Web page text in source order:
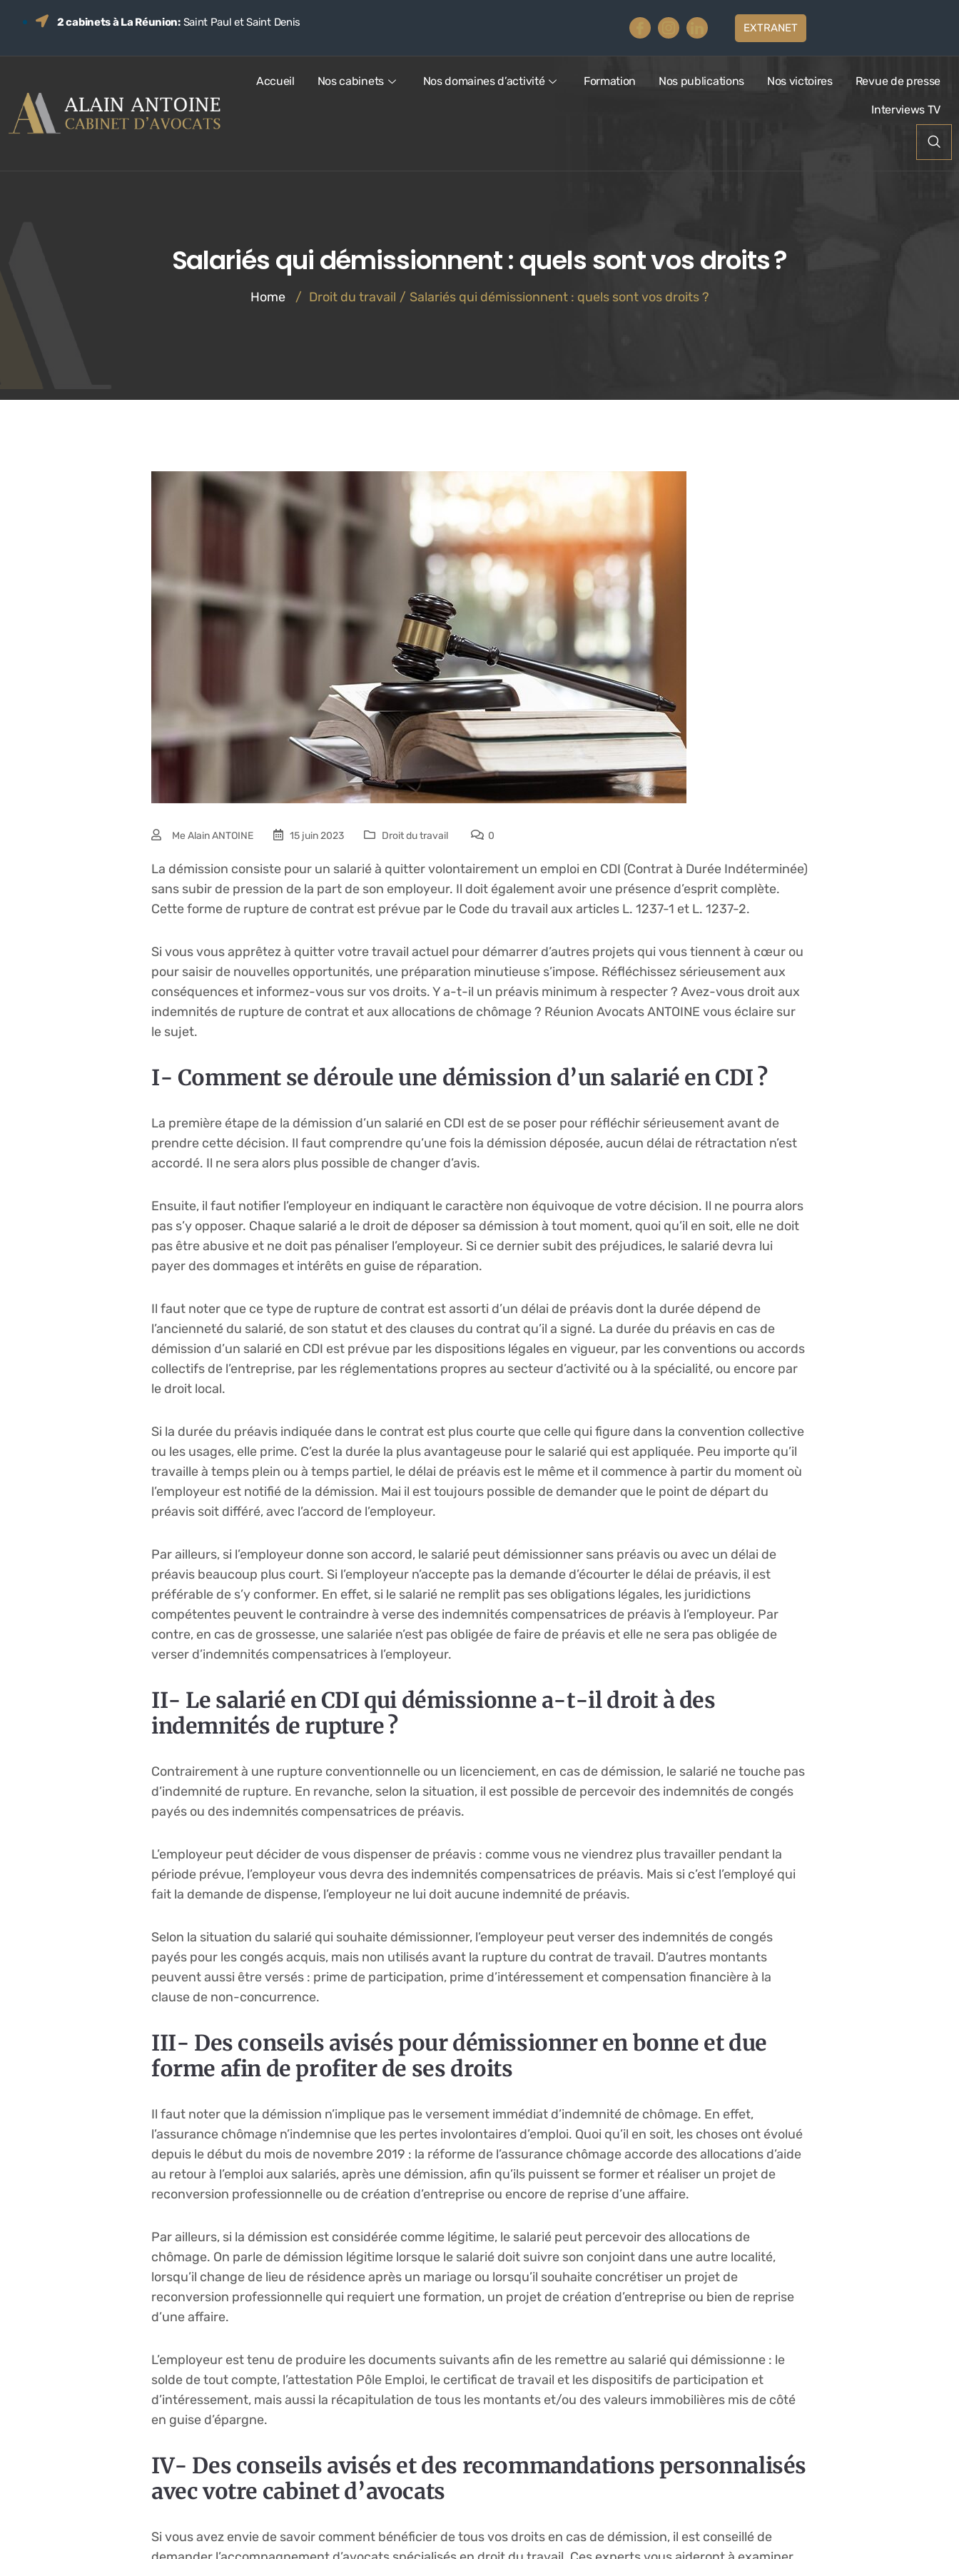
2 cabinets à La Réunion:Saint Paul et Saint Denis EXTRANET
Accueil Nos cabinets Nos domaines d’activité Formation Nos publications Nos victoires Revue de presse
Interviews TV
Salariés qui démissionnent : quels sont vos droits ?
Home / Droit du travail / Salariés qui démissionnent : quels sont vos droits ?
Me Alain ANTOINE 15 juin 2023 Droit du travail 0
La démission consiste pour un salarié à quitter volontairement un emploi en CDI (Contrat à Durée Indéterminée)
sans subir de pression de la part de son employeur. Il doit également avoir une présence d’esprit complète.
Cette forme de rupture de contrat est prévue par le Code du travail aux articles L. 1237-1 et L. 1237-2.
Si vous vous apprêtez à quitter votre travail actuel pour démarrer d’autres projets qui vous tiennent à cœur ou
pour saisir de nouvelles opportunités, une préparation minutieuse s’impose. Réfléchissez sérieusement aux
conséquences et informez-vous sur vos droits. Y a-t-il un préavis minimum à respecter ? Avez-vous droit aux
indemnités de rupture de contrat et aux allocations de chômage ? Réunion Avocats ANTOINE vous éclaire sur
le sujet.
I- Comment se déroule une démission d’un salarié en CDI ?
La première étape de la démission d’un salarié en CDI est de se poser pour réfléchir sérieusement avant de
prendre cette décision. Il faut comprendre qu’une fois la démission déposée, aucun délai de rétractation n’est
accordé. Il ne sera alors plus possible de changer d’avis.
Ensuite, il faut notifier l’employeur en indiquant le caractère non équivoque de votre décision. Il ne pourra alors
pas s’y opposer. Chaque salarié a le droit de déposer sa démission à tout moment, quoi qu’il en soit, elle ne doit
pas être abusive et ne doit pas pénaliser l’employeur. Si ce dernier subit des préjudices, le salarié devra lui
payer des dommages et intérêts en guise de réparation.
Il faut noter que ce type de rupture de contrat est assorti d’un délai de préavis dont la durée dépend de
l’ancienneté du salarié, de son statut et des clauses du contrat qu’il a signé. La durée du préavis en cas de
démission d’un salarié en CDI est prévue par les dispositions légales en vigueur, par les conventions ou accords
collectifs de l’entreprise, par les réglementations propres au secteur d’activité ou à la spécialité, ou encore par
le droit local.
Si la durée du préavis indiquée dans le contrat est plus courte que celle qui figure dans la convention collective
ou les usages, elle prime. C’est la durée la plus avantageuse pour le salarié qui est appliquée. Peu importe qu’il
travaille à temps plein ou à temps partiel, le délai de préavis est le même et il commence à partir du moment où
l’employeur est notifié de la démission. Mai il est toujours possible de demander que le point de départ du
préavis soit différé, avec l’accord de l’employeur.
Par ailleurs, si l’employeur donne son accord, le salarié peut démissionner sans préavis ou avec un délai de
préavis beaucoup plus court. Si l’employeur n’accepte pas la demande d’écourter le délai de préavis, il est
préférable de s’y conformer. En effet, si le salarié ne remplit pas ses obligations légales, les juridictions
compétentes peuvent le contraindre à verse des indemnités compensatrices de préavis à l’employeur. Par
contre, en cas de grossesse, une salariée n’est pas obligée de faire de préavis et elle ne sera pas obligée de
verser d’indemnités compensatrices à l’employeur.
II- Le salarié en CDI qui démissionne a-t-il droit à des
indemnités de rupture ?
Contrairement à une rupture conventionnelle ou un licenciement, en cas de démission, le salarié ne touche pas
d’indemnité de rupture. En revanche, selon la situation, il est possible de percevoir des indemnités de congés
payés ou des indemnités compensatrices de préavis.
L’employeur peut décider de vous dispenser de préavis : comme vous ne viendrez plus travailler pendant la
période prévue, l’employeur vous devra des indemnités compensatrices de préavis. Mais si c’est l’employé qui
fait la demande de dispense, l’employeur ne lui doit aucune indemnité de préavis.
Selon la situation du salarié qui souhaite démissionner, l’employeur peut verser des indemnités de congés
payés pour les congés acquis, mais non utilisés avant la rupture du contrat de travail. D’autres montants
peuvent aussi être versés : prime de participation, prime d’intéressement et compensation financière à la
clause de non-concurrence.
III- Des conseils avisés pour démissionner en bonne et due
forme afin de profiter de ses droits
Il faut noter que la démission n’implique pas le versement immédiat d’indemnité de chômage. En effet,
l’assurance chômage n’indemnise que les pertes involontaires d’emploi. Quoi qu’il en soit, les choses ont évolué
depuis le début du mois de novembre 2019 : la réforme de l’assurance chômage accorde des allocations d’aide
au retour à l’emploi aux salariés, après une démission, afin qu’ils puissent se former et réaliser un projet de
reconversion professionnelle ou de création d’entreprise ou encore de reprise d’une affaire.
Par ailleurs, si la démission est considérée comme légitime, le salarié peut percevoir des allocations de
chômage. On parle de démission légitime lorsque le salarié doit suivre son conjoint dans une autre localité,
lorsqu’il change de lieu de résidence après un mariage ou lorsqu’il souhaite concrétiser un projet de
reconversion professionnelle qui requiert une formation, un projet de création d’entreprise ou bien de reprise
d’une affaire.
L’employeur est tenu de produire les documents suivants afin de les remettre au salarié qui démissionne : le
solde de tout compte, l’attestation Pôle Emploi, le certificat de travail et les dispositifs de participation et
d’intéressement, mais aussi la récapitulation de tous les montants et/ou des valeurs immobilières mis de côté
en guise d’épargne.
IV- Des conseils avisés et des recommandations personnalisés
avec votre cabinet d’avocats
Si vous avez envie de savoir comment bénéficier de tous vos droits en cas de démission, il est conseillé de